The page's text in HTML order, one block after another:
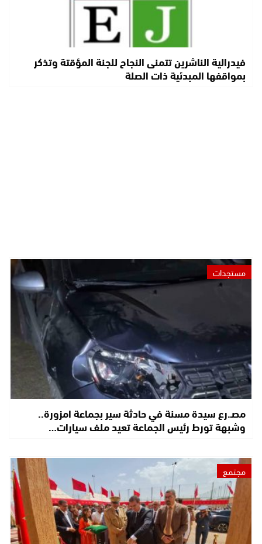
فيدرالية الناشرين تتمنى النجاح للجنة المؤقتة وتذكر
بمواقفها المبدئية ذات الصلة
مستجدات
مصـ.رع سيدة مسنة في حادثة سير بجماعة امزورة..
وشبهة تورط رئيس الجماعة تعيد ملف سيارات…
مجتمع